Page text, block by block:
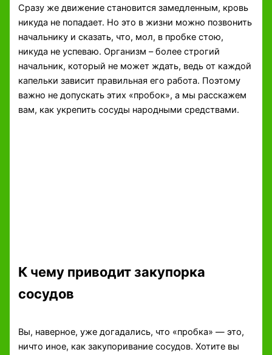
Сразу же движение становится замедленным, кровь
никуда не попадает. Но это в жизни можно позвонить
начальнику и сказать, что, мол, в пробке стою,
никуда не успеваю. Организм – более строгий
начальник, который не может ждать, ведь от каждой
капельки зависит правильная его работа. Поэтому
важно не допускать этих «пробок», а мы расскажем
вам, как укрепить сосуды народными средствами.
К чему приводит закупорка
сосудов
Вы, наверное, уже догадались, что «пробка» — это,
ничто иное, как закупоривание сосудов. Хотите вы